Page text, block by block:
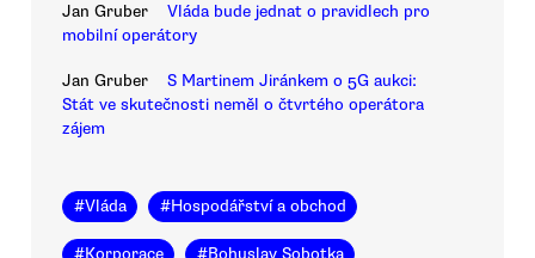
Jan Gruber
Vláda bude jednat o pravidlech pro
mobilní operátory
Jan Gruber
S Martinem Jiránkem o 5G aukci:
Stát ve skutečnosti neměl o čtvrtého operátora
zájem
#Vláda #Hospodářství a obchod
#Korporace #Bohuslav Sobotka